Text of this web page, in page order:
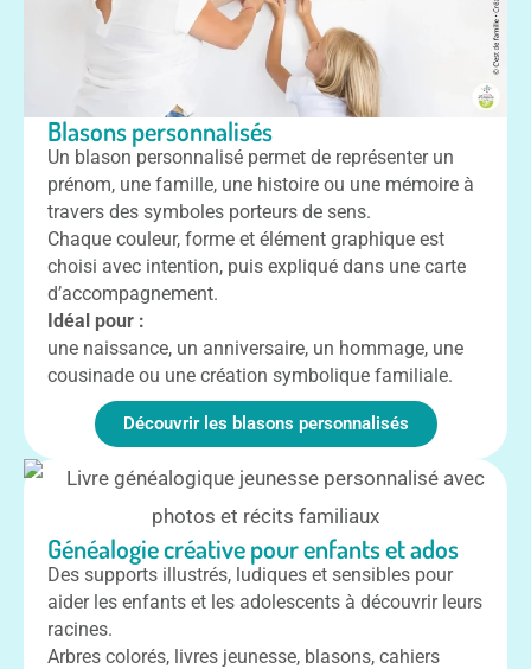
Blasons personnalisés
Un blason personnalisé permet de représenter un
prénom, une famille, une histoire ou une mémoire à
travers des symboles porteurs de sens.
Chaque couleur, forme et élément graphique est
choisi avec intention, puis expliqué dans une carte
d’accompagnement.
Idéal pour :
une naissance, un anniversaire, un hommage, une
cousinade ou une création symbolique familiale.
Découvrir les blasons personnalisés
Généalogie créative pour enfants et ados
Des supports illustrés, ludiques et sensibles pour
aider les enfants et les adolescents à découvrir leurs
racines.
Arbres colorés, livres jeunesse, blasons, cahiers